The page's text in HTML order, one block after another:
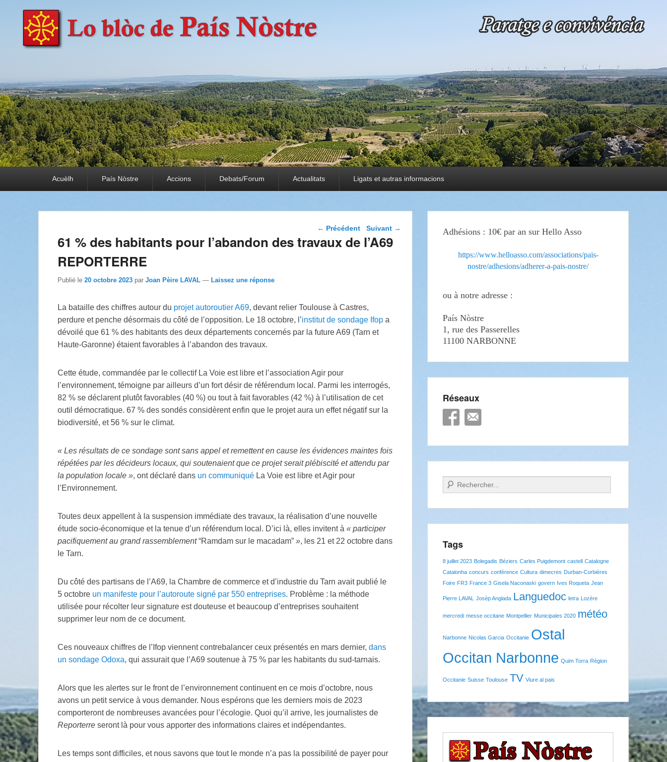
País Nòstre
Paratge e Convivència
Acuèlh País Nòstre Accions Debats/Forum Actualitats Ligats et autras informacions
Navigation dans les
articles
← Précédent Suivant →
61 % des habitants pour l’abandon des travaux de l’A69
REPORTERRE
Publié le 20 octobre 2023 par Joan Pèire LAVAL — Laissez une réponse
La bataille des chiffres autour du projet autoroutier A69, devant relier Toulouse à Castres,
perdure et penche désormais du côté de l’opposition. Le 18 octobre, l’institut de sondage Ifop a
dévoilé que 61 % des habitants des deux départements concernés par la future A69 (Tarn et
Haute-Garonne) étaient favorables à l’abandon des travaux.
Cette étude, commandée par le collectif La Voie est libre et l’association Agir pour
l’environnement, témoigne par ailleurs d’un fort désir de référendum local. Parmi les interrogés,
82 % se déclarent plutôt favorables (40 %) ou tout à fait favorables (42 %) à l’utilisation de cet
outil démocratique. 67 % des sondés considèrent enfin que le projet aura un effet négatif sur la
biodiversité, et 56 % sur le climat.
« Les résultats de ce sondage sont sans appel et remettent en cause les évidences maintes fois
répétées par les décideurs locaux, qui soutenaient que ce projet serait plébiscité et attendu par
la population locale », ont déclaré dans un communiqué La Voie est libre et Agir pour
l’Environnement.
Toutes deux appellent à la suspension immédiate des travaux, la réalisation d’une nouvelle
étude socio-économique et la tenue d’un référendum local. D’ici là, elles invitent à « participer
pacifiquement au grand rassemblement“Ramdam sur le macadam” », les 21 et 22 octobre dans
le Tarn.
Du côté des partisans de l’A69, la Chambre de commerce et d’industrie du Tarn avait publié le
5 octobre un manifeste pour l’autoroute signé par 550 entreprises. Problème : la méthode
utilisée pour récolter leur signature est douteuse et beaucoup d’entreprises souhaitent
supprimer leur nom de ce document.
Ces nouveaux chiffres de l’Ifop viennent contrebalancer ceux présentés en mars dernier, dans
un sondage Odoxa, qui assurait que l’A69 soutenue à 75 % par les habitants du sud-tarnais.
Alors que les alertes sur le front de l’environnement continuent en ce mois d’octobre, nous
avons un petit service à vous demander. Nous espérons que les derniers mois de 2023
comporteront de nombreuses avancées pour l’écologie. Quoi qu’il arrive, les journalistes de
Reporterre seront là pour vous apporter des informations claires et indépendantes.
Les temps sont difficiles, et nous savons que tout le monde n’a pas la possibilité de payer pour
Adhésions : 10€ par an sur Hello Asso
https://www.helloasso.com/associations/pais-
nostre/adhesions/adherer-a-pais-nostre/
ou à notre adresse :
País Nòstre
1, rue des Passerelles
11100 NARBONNE
Réseaux
Recherche
Tags
8 juillet 2023 Bolegadis Béziers Carles Puigdemont castell Catalogne
Catalonha concurs conférence Cultura dimecres Durban-Corbières
Foire FR3 France 3 Gisela Naconaski govern Ives Roqueta Jean
Pierre LAVAL Josèp Anglada Languedoc letra Lozère
mercredi messe occitane Montpellier Municipales 2020 météo
Narbonne Nicolas Garcia Occitanie Ostal
Occitan Narbonne Quim Torra Région
Occitanie Suisse Toulouse TV Viure al pais